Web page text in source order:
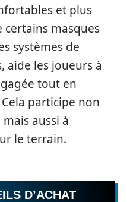
et plus
certains masques
systèmes de
les joueurs à
tout en
participe non
aussi à
le terrain.
D’ACHAT